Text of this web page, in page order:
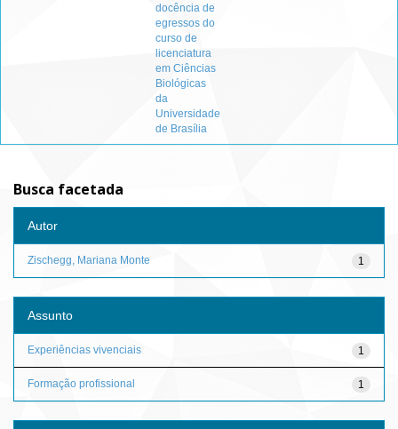
docência de
egressos do
curso de
licenciatura
em Ciências
Biológicas
da
Universidade
de Brasília
Busca facetada
Autor
1
Zischegg, Mariana Monte
Assunto
1
Experiências vivenciais
1
Formação profissional